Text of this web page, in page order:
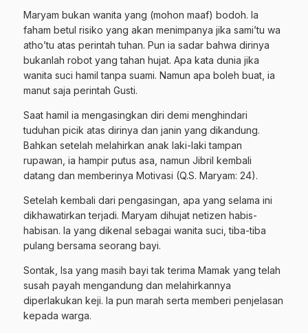
Maryam bukan wanita yang (mohon maaf) bodoh. Ia
faham betul risiko yang akan menimpanya jika sami’tu wa
atho’tu atas perintah tuhan. Pun ia sadar bahwa dirinya
bukanlah robot yang tahan hujat. Apa kata dunia jika
wanita suci hamil tanpa suami. Namun apa boleh buat, ia
manut saja perintah Gusti.
Saat hamil ia mengasingkan diri demi menghindari
tuduhan picik atas dirinya dan janin yang dikandung.
Bahkan setelah melahirkan anak laki-laki tampan
rupawan, ia hampir putus asa, namun Jibril kembali
datang dan memberinya Motivasi (Q.S. Maryam: 24).
Setelah kembali dari pengasingan, apa yang selama ini
dikhawatirkan terjadi. Maryam dihujat netizen habis-
habisan. Ia yang dikenal sebagai wanita suci, tiba-tiba
pulang bersama seorang bayi.
Sontak, Isa yang masih bayi tak terima Mamak yang telah
susah payah mengandung dan melahirkannya
diperlakukan keji. Ia pun marah serta memberi penjelasan
kepada warga.